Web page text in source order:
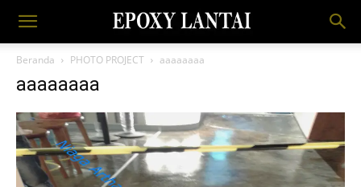
Beranda PHOTO PROJECT aaaaaaaa
aaaaaaaa